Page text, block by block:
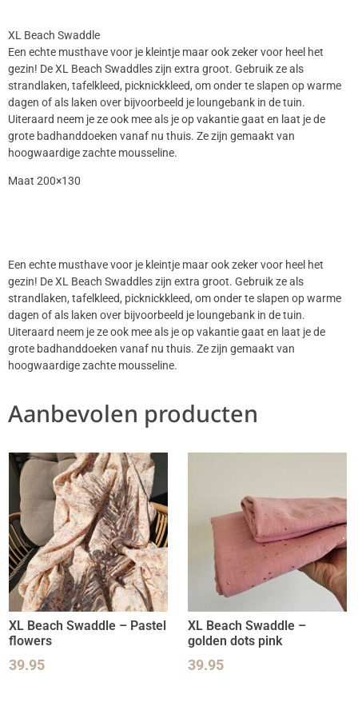
XL Beach Swaddle
Een echte musthave voor je kleintje maar ook zeker voor heel het
gezin! De XL Beach Swaddles zijn extra groot. Gebruik ze als
strandlaken, tafelkleed, picknickkleed, om onder te slapen op warme
dagen of als laken over bijvoorbeeld je loungebank in de tuin.
Uiteraard neem je ze ook mee als je op vakantie gaat en laat je de
grote badhanddoeken vanaf nu thuis. Ze zijn gemaakt van
hoogwaardige zachte mousseline.
Maat 200×130
Een echte musthave voor je kleintje maar ook zeker voor heel het
gezin! De XL Beach Swaddles zijn extra groot. Gebruik ze als
strandlaken, tafelkleed, picknickkleed, om onder te slapen op warme
dagen of als laken over bijvoorbeeld je loungebank in de tuin.
Uiteraard neem je ze ook mee als je op vakantie gaat en laat je de
grote badhanddoeken vanaf nu thuis. Ze zijn gemaakt van
hoogwaardige zachte mousseline.
Aanbevolen producten
XL Beach Swaddle – Pastel
flowers
39.95
XL Beach Swaddle –
golden dots pink
39.95